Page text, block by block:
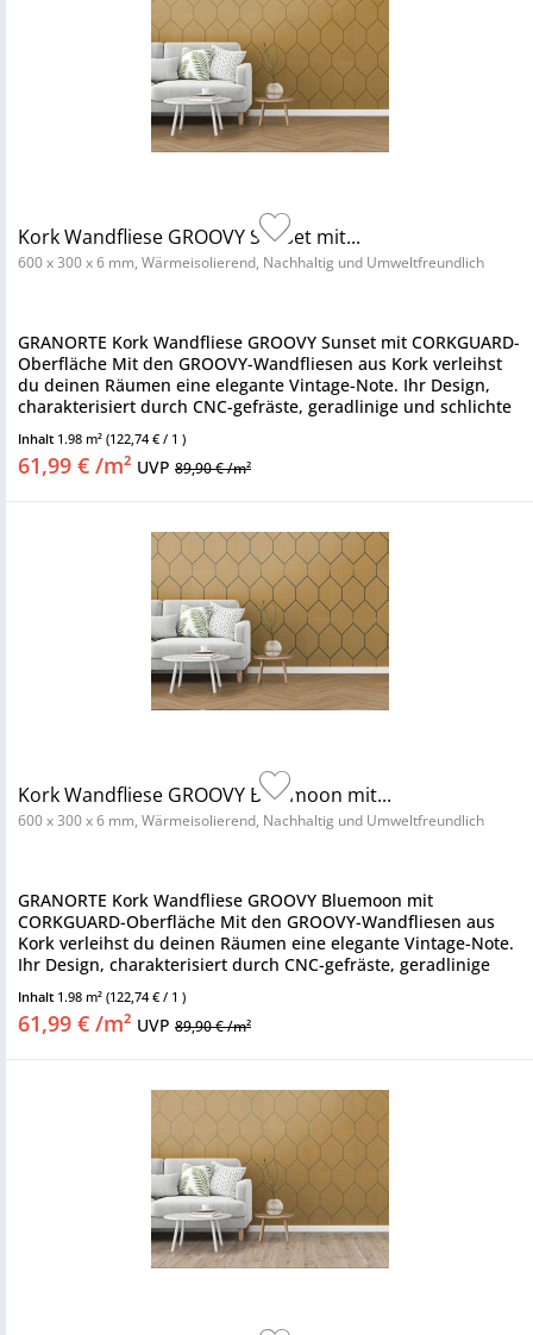
Kork Wandfliese GROOVY Sunset mit...
600 x 300 x 6 mm, Wärmeisolierend, Nachhaltig und Umweltfreundlich
GRANORTE Kork Wandfliese GROOVY Sunset mit CORKGUARD-
Oberfläche Mit den GROOVY-Wandfliesen aus Kork verleihst
du deinen Räumen eine elegante Vintage-Note. Ihr Design,
charakterisiert durch CNC-gefräste, geradlinige und schlichte
Inhalt 1.98 m² (122,74 € / 1 )
61,99 € /m² UVP 89,90 € /m²
Kork Wandfliese GROOVY Bluemoon mit...
600 x 300 x 6 mm, Wärmeisolierend, Nachhaltig und Umweltfreundlich
GRANORTE Kork Wandfliese GROOVY Bluemoon mit
CORKGUARD-Oberfläche Mit den GROOVY-Wandfliesen aus
Kork verleihst du deinen Räumen eine elegante Vintage-Note.
Ihr Design, charakterisiert durch CNC-gefräste, geradlinige
und schlichte...
Inhalt 1.98 m² (122,74 € / 1 )
61,99 € /m² UVP 89,90 € /m²